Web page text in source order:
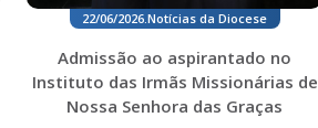
22/06/2026.Notícias da Diocese
Admissão ao aspirantado no
Instituto das Irmãs Missionárias de
Nossa Senhora das Graças